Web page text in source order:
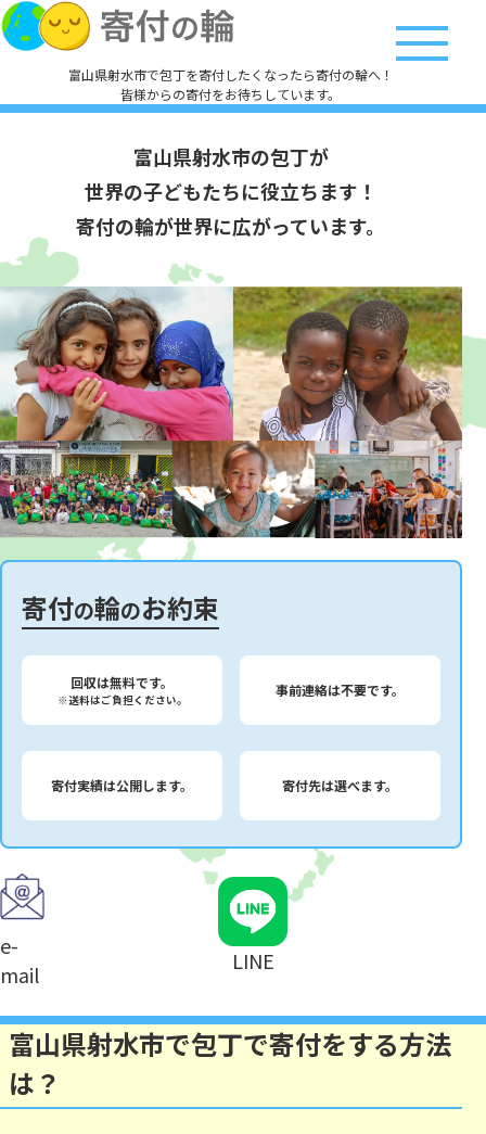
富山県射水市で包丁を寄付したくなったら寄付の輪へ！
皆様からの寄付をお待ちしています。
富山県射水市の包丁が
世界の子どもたちに役立ちます！
寄付の輪が世界に広がっています。
寄付の輪のお約束
回収は無料です。
※送料はご負担ください。
事前連絡は不要です。
寄付実績は公開します。 寄付先は選べます。
e-
mail
LINE
富山県射水市で包丁で寄付をする方法
は？